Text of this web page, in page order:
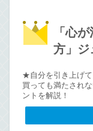
「心
方」ジ
★自分を引き上げ
買っても満たされ
ントを解説！